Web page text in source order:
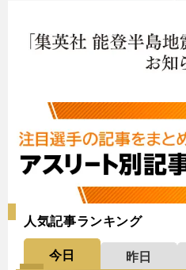
人気記事ランキング
今日 昨日